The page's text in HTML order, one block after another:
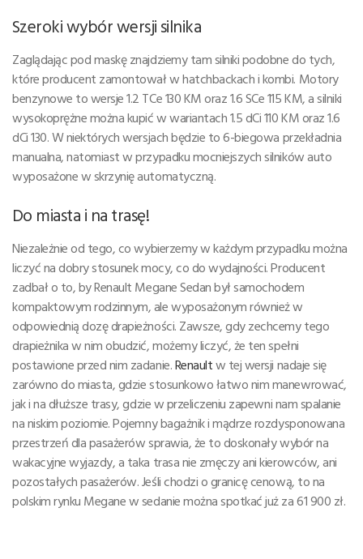
Szeroki wybór wersji silnika
Zaglądając pod maskę znajdziemy tam silniki podobne do tych,
które producent zamontował w hatchbackach i kombi. Motory
benzynowe to wersje 1.2 TCe 130 KM oraz 1.6 SCe 115 KM, a silniki
wysokoprężne można kupić w wariantach 1.5 dCi 110 KM oraz 1.6
dCi 130. W niektórych wersjach będzie to 6-biegowa przekładnia
manualna, natomiast w przypadku mocniejszych silników auto
wyposażone w skrzynię automatyczną.
Do miasta i na trasę!
Niezależnie od tego, co wybierzemy w każdym przypadku można
liczyć na dobry stosunek mocy, co do wydajności. Producent
zadbał o to, by Renault Megane Sedan był samochodem
kompaktowym rodzinnym, ale wyposażonym również w
odpowiednią dozę drapieżności. Zawsze, gdy zechcemy tego
drapieżnika w nim obudzić, możemy liczyć, że ten spełni
postawione przed nim zadanie.Renaultw tej wersji nadaje się
zarówno do miasta, gdzie stosunkowo łatwo nim manewrować,
jak i na dłuższe trasy, gdzie w przeliczeniu zapewni nam spalanie
na niskim poziomie. Pojemny bagażnik i mądrze rozdysponowana
przestrzeń dla pasażerów sprawia, że to doskonały wybór na
wakacyjne wyjazdy, a taka trasa nie zmęczy ani kierowców, ani
pozostałych pasażerów. Jeśli chodzi o granicę cenową, to na
polskim rynku Megane w sedanie można spotkać już za 61 900 zł.